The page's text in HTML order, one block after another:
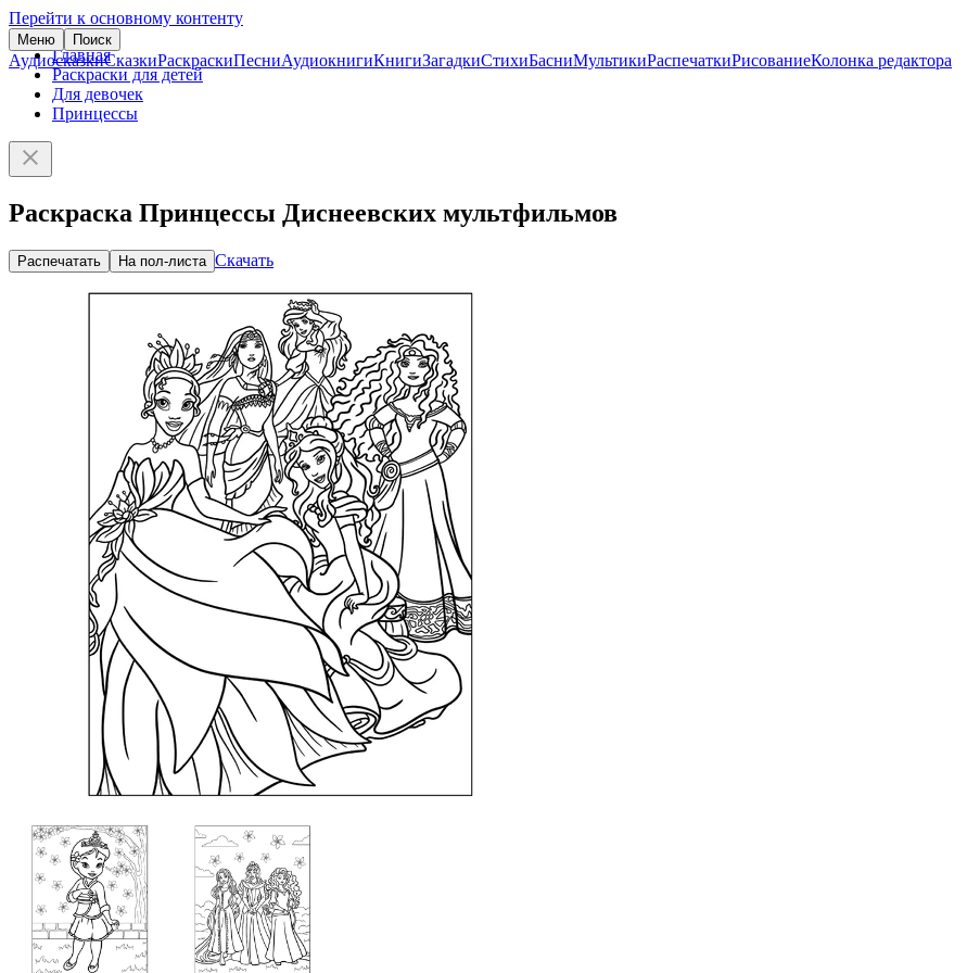
Перейти к основному контенту
Меню Поиск
АудиосказкиСказкиРаскраскиПесниАудиокнигиКнигиЗагадкиСтихиБасниМультикиРаспечаткиРисованиеКолонка редактора
Главная
Раскраски для детей
Для девочек
Принцессы
Раскраска Принцессы Диснеевских мультфильмов
Распечатать На пол-листа Скачать